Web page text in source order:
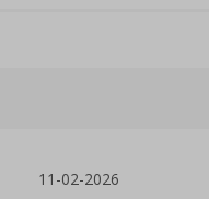
11-02-2026